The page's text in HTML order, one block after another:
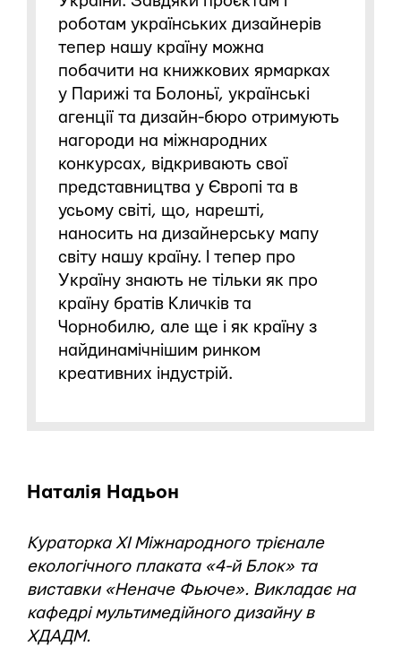
роботам українських дизайнерів
тепер нашу країну можна
побачити на книжкових ярмарках
у Парижі та Болоньї, українські
агенції та дизайн-бюро отримують
нагороди на міжнародних
конкурсах, відкривають свої
представництва у Європі та в
усьому світі, що, нарешті,
наносить на дизайнерську мапу
світу нашу країну. І тепер про
Україну знають не тільки як про
країну братів Кличків та
Чорнобилю, але ще і як країну з
найдинамічнішим ринком
креативних індустрій.
Наталія Надьон
Кураторка XI Міжнародного трієнале
екологічного плаката «4-й Блок» та
виставки «Неначе Фьюче». Викладає на
кафедрі мультимедійного дизайну в
ХДАДМ.